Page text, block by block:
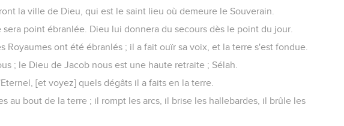
la ville de Dieu, qui est le saint lieu où demeure le Souverain.
point ébranlée. Dieu lui donnera du secours dès le point du jour.
Royaumes ont été ébranlés ; il a fait ouïr sa voix, et la terre s'est fondue.
; le Dieu de Jacob nous est une haute retraite ; Sélah.
[et voyez] quels dégâts il a faits en la terre.
au bout de la terre ; il rompt les arcs, il brise les hallebardes, il brûle les